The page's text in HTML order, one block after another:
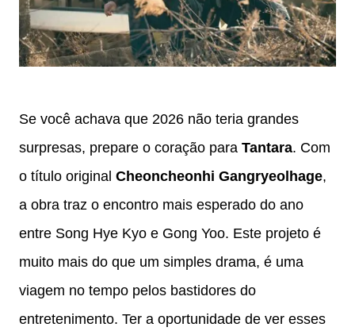
Se você achava que 2026 não teria grandes
surpresas, prepare o coração para Tantara. Com
o título original Cheoncheonhi Gangryeolhage,
a obra traz o encontro mais esperado do ano
entre Song Hye Kyo e Gong Yoo. Este projeto é
muito mais do que um simples drama, é uma
viagem no tempo pelos bastidores do
entretenimento. Ter a oportunidade de ver esses